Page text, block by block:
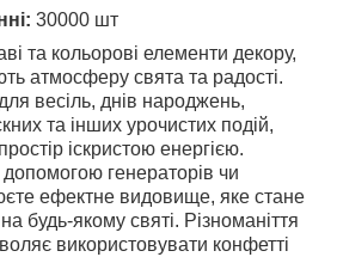
30000 шт
та кольорові елементи декору,
атмосферу свята та радості.
весіль, днів народжень,
та інших урочистих подій,
іскристою енергією.
генераторів чи
ефектне видовище, яке стане
будь-якому святі. Різноманіття
використовувати конфетті